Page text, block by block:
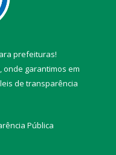
prefeituras!
onde garantimos em
leis de transparência
Pública